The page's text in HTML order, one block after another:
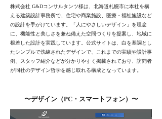
株式会社 G&Dコンサルタンツ様は、北海道札幌市に本社を構
える建築設計事務所で、住宅や商業施設、医療・福祉施設など
の設計を手がけています。「人にやさしいデザイン」を理念
に、機能性と美しさを兼ね備えた空間づくりを提案し、地域に
根差した設計を実践しています。公式サイトは、白を基調とし
たシンプルで洗練されたデザインで、これまでの実績や設計事
例、スタッフ紹介などが分かりやすく掲載されており、訪問者
が同社のデザイン哲学を感じ取れる構成となっています。
〜​デザイン（PC・スマートフォン）〜